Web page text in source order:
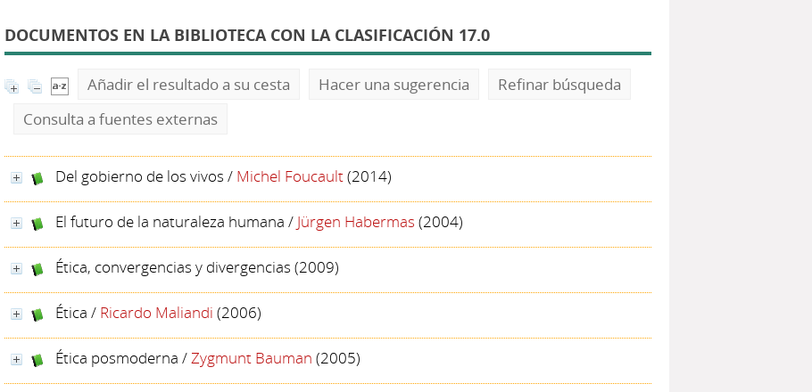
DOCUMENTOS EN LA BIBLIOTECA CON LA CLASIFICACIÓN 17.0
Añadir el resultado a su cesta Hacer una sugerencia
Refinar búsqueda
Consulta a fuentes externas
Del gobierno de los vivos / Michel Foucault(2014)
El futuro de la naturaleza humana / Jürgen Habermas (2004)
Ética, convergencias y divergencias (2009)
Ética / Ricardo Maliandi (2006)
Ética posmoderna /Zygmunt Bauman (2005)